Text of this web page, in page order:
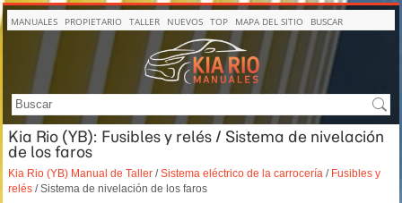
MANUALES PROPIETARIO TALLER NUEVOS TOP MAPA DEL SITIO BUSCAR
Kia Rio (YB): Fusibles y relés / Sistema de nivelación
de los faros
Kia Rio (YB) Manual de Taller /Sistema eléctrico de la carrocería / Fusibles y
relés / Sistema de nivelación de los faros